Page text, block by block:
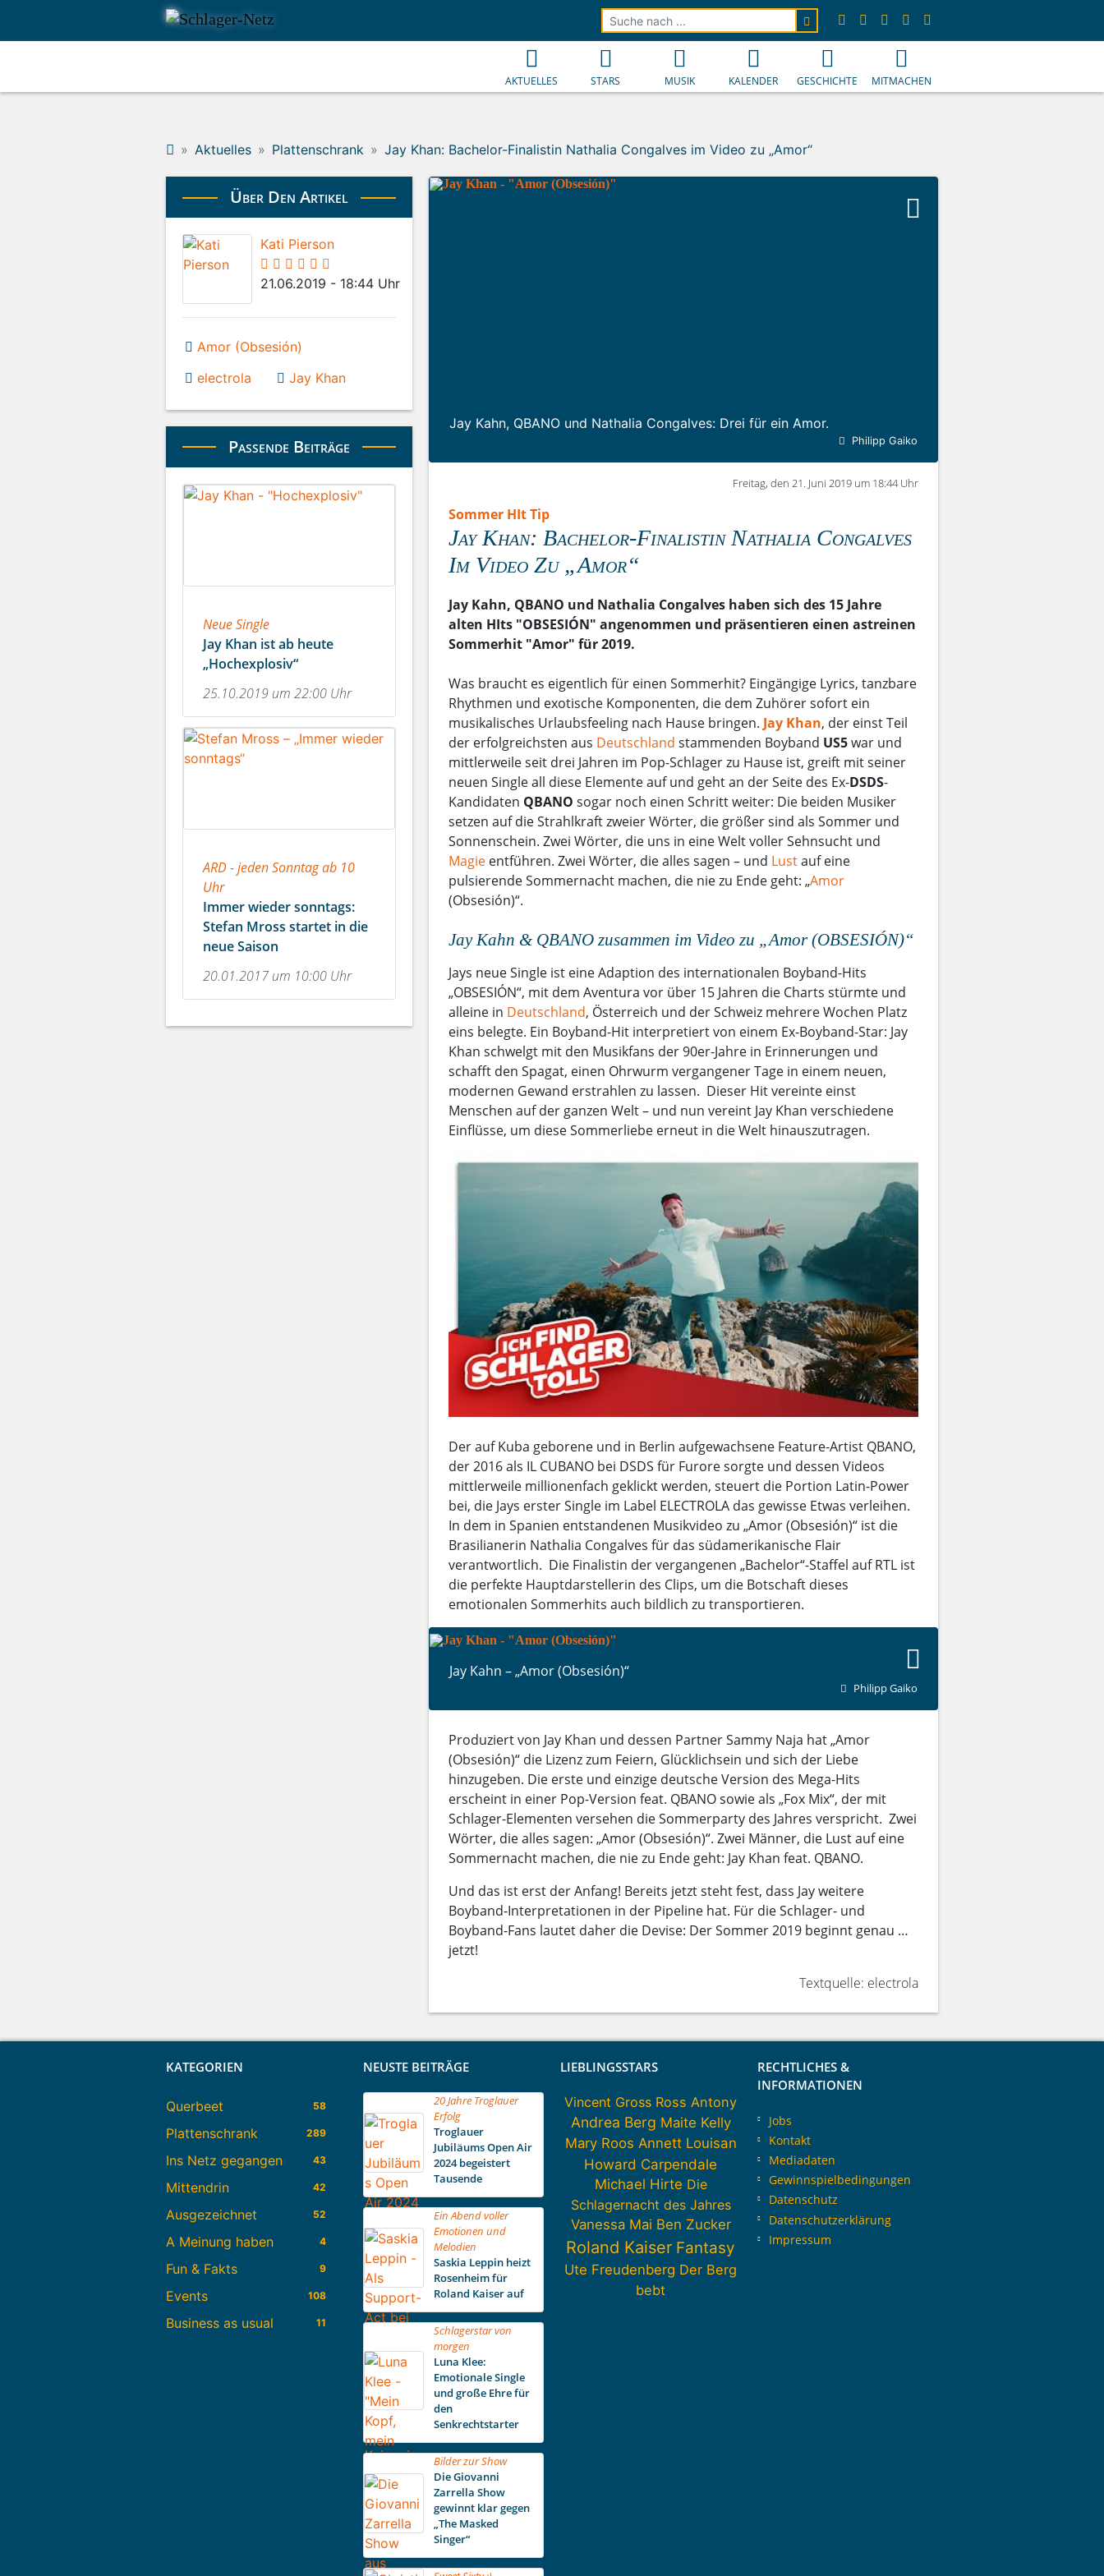
Aktuelles Plattenschrank Jay Khan: Bachelor-Finalistin Nathalia Congalves im Video zu „Amor“
Jay Kahn, QBANO und Nathalia Congalves: Drei für ein Amor.
Philipp Gaiko
Freitag, den 21. Juni 2019 um 18:44 Uhr
Sommer HIt Tip
Jay Khan: Bachelor-Finalistin Nathalia Congalves
Im Video Zu „Amor“
Jay Kahn, QBANO und Nathalia Congalves haben sich des 15 Jahre
alten HIts "OBSESIÓN" angenommen und präsentieren einen astreinen
Sommerhit "Amor" für 2019.
Was braucht es eigentlich für einen Sommerhit? Eingängige Lyrics, tanzbare
Rhythmen und exotische Komponenten, die dem Zuhörer sofort ein
musikalisches Urlaubsfeeling nach Hause bringen. Jay Khan, der einst Teil
der erfolgreichsten aus Deutschland stammenden Boyband US5war und
mittlerweile seit drei Jahren im Pop-Schlager zu Hause ist, greift mit seiner
neuen Single all diese Elemente auf und geht an der Seite des Ex-DSDS-
Kandidaten QBANO sogar noch einen Schritt weiter: Die beiden Musiker
setzen auf die Strahlkraft zweier Wörter, die größer sind als Sommer und
Sonnenschein. Zwei Wörter, die uns in eine Welt voller Sehnsucht und
Magieentführen. Zwei Wörter, die alles sagen – und Lustauf eine
pulsierende Sommernacht machen, die nie zu Ende geht: „Amor
(Obsesión)“.
Jay Kahn & QBANO zusammen im Video zu „Amor (OBSESIÓN)“
Jays neue Single ist eine Adaption des internationalen Boyband-Hits
„OBSESIÓN“, mit dem Aventura vor über 15 Jahren die Charts stürmte und
alleine in Deutschland, Österreich und der Schweiz mehrere Wochen Platz
eins belegte. Ein Boyband-Hit interpretiert von einem Ex-Boyband-Star: Jay
Khan schwelgt mit den Musikfans der 90er-Jahre in Erinnerungen und
schafft den Spagat, einen Ohrwurm vergangener Tage in einem neuen,
modernen Gewand erstrahlen zu lassen. Dieser Hit vereinte einst
Menschen auf der ganzen Welt – und nun vereint Jay Khan verschiedene
Einflüsse, um diese Sommerliebe erneut in die Welt hinauszutragen.
Der auf Kuba geborene und in Berlin aufgewachsene Feature-Artist QBANO,
der 2016 als IL CUBANO bei DSDS für Furore sorgte und dessen Videos
mittlerweile millionenfach geklickt werden, steuert die Portion Latin-Power
bei, die Jays erster Single im Label ELECTROLA das gewisse Etwas verleihen.
In dem in Spanien entstandenen Musikvideo zu „Amor (Obsesión)“ ist die
Brasilianerin Nathalia Congalves für das südamerikanische Flair
verantwortlich. Die Finalistin der vergangenen „Bachelor“-Staffel auf RTL ist
die perfekte Hauptdarstellerin des Clips, um die Botschaft dieses
emotionalen Sommerhits auch bildlich zu transportieren.
Jay Kahn – „Amor (Obsesión)“
Philipp Gaiko
Produziert von Jay Khan und dessen Partner Sammy Naja hat „Amor
(Obsesión)“ die Lizenz zum Feiern, Glücklichsein und sich der Liebe
hinzugeben. Die erste und einzige deutsche Version des Mega-Hits
erscheint in einer Pop-Version feat. QBANO sowie als „Fox Mix“, der mit
Schlager-Elementen versehen die Sommerparty des Jahres verspricht. Zwei
Wörter, die alles sagen: „Amor (Obsesión)“. Zwei Männer, die Lust auf eine
Sommernacht machen, die nie zu Ende geht: Jay Khan feat. QBANO.
Und das ist erst der Anfang! Bereits jetzt steht fest, dass Jay weitere
Boyband-Interpretationen in der Pipeline hat. Für die Schlager- und
Boyband-Fans lautet daher die Devise: Der Sommer 2019 beginnt genau …
jetzt!
Textquelle: electrola
Über Den Artikel
Kati Pierson
21.06.2019 - 18:44 Uhr
Amor (Obsesión)
electrola
Jay Khan
Passende Beiträge
Neue Single
Jay Khan ist ab heute
„Hochexplosiv“
25.10.2019 um 22:00 Uhr
ARD - jeden Sonntag ab 10
Uhr
Immer wieder sonntags:
Stefan Mross startet in die
neue Saison
20.01.2017 um 10:00 Uhr
AKTUELLES STARS MUSIK KALENDER GESCHICHTE MITMACHEN
KATEGORIEN
Querbeet 58
Plattenschrank 289
Ins Netz gegangen 43
Mittendrin 42
Ausgezeichnet 52
A Meinung haben 4
Fun & Fakts 9
Events 108
Business as usual 11
NEUSTE BEITRÄGE
20 Jahre Troglauer
Erfolg
Troglauer
Jubiläums Open Air
2024 begeistert
Tausende
Ein Abend voller
Emotionen und
Melodien
Saskia Leppin heizt
Rosenheim für
Roland Kaiser auf
Schlagerstar von
morgen
Luna Klee:
Emotionale Single
und große Ehre für
den
Senkrechtstarter
Bilder zur Show
Die Giovanni
Zarrella Show
gewinnt klar gegen
„The Masked
Singer“
LIEBLINGSSTARS
Vincent Gross Ross Antony
Andrea Berg Maite Kelly
Mary Roos Annett Louisan
Howard Carpendale
Michael Hirte Die
Schlagernacht des Jahres
Vanessa Mai Ben Zucker
Roland Kaiser Fantasy
Ute Freudenberg Der Berg
bebt
RECHTLICHES &
INFORMATIONEN
Jobs
Kontakt
Mediadaten
Gewinnspielbedingungen
Datenschutz
Datenschutzerklärung
Impressum